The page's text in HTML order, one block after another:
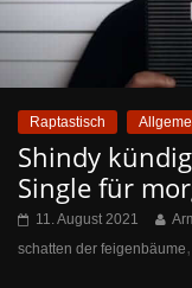
Raptastisch
Shindy
Single für
11. August 2021
schatten der feigenbäume,